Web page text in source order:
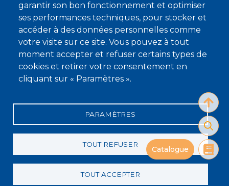
garantir son bon fonctionnement et optimiser
ses performances techniques, pour stocker et
accéder à des données personnelles comme
votre visite sur ce site. Vous pouvez à tout
moment accepter et refuser certains types de
cookies et retirer votre consentement en
cliquant sur « Paramètres ».
PARAMÈTRES
TOUT REFUSER
TOUT ACCEPTER
Catalogue
À propos
Qui sommes-nous ?
Devenir membre
Mentions légales
Conditions générales de vente
Charte éthique